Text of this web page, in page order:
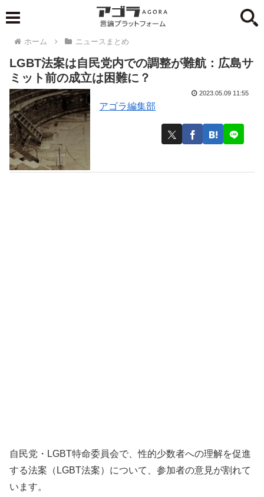
ホーム ニュースまとめ
LGBT法案は自民党内での調整が難航：広島サ
ミット前の成立は困難に？
アゴラ編集部
2023.05.09 11:55
自民党・LGBT特命委員会で、性的少数者への理解を促進
する法案（LGBT法案）について、参加者の意見が割れて
います。